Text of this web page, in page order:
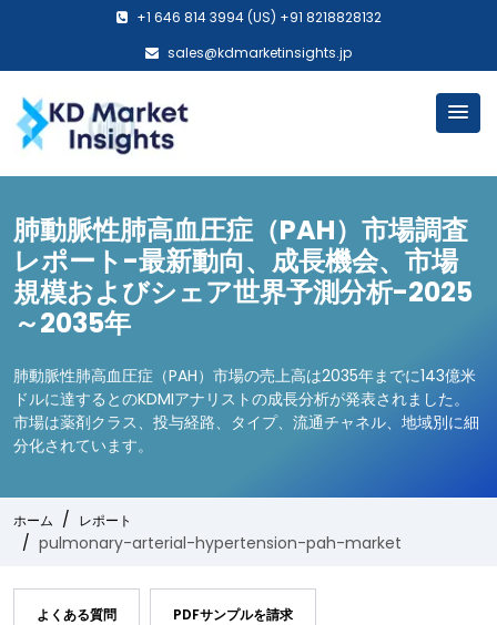
+1 646 814 3994 (US) +91 8218828132
sales@kdmarketinsights.jp
肺動脈性肺高血圧症（PAH）市場調査
レポート-最新動向、成長機会、市場
規模およびシェア世界予測分析-2025
～2035年
肺動脈性肺高血圧症（PAH）市場の売上高は2035年までに143億米
ドルに達するとのKDMIアナリストの成長分析が発表されました。
市場は薬剤クラス、投与経路、タイプ、流通チャネル、地域別に細
分化されています。
ホーム レポート
pulmonary-arterial-hypertension-pah-market
よくある質問 PDFサンプルを請求